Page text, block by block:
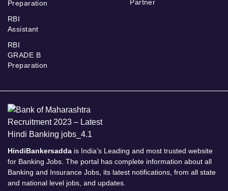
Preparation
RBI
Assistant
RBI
GRADE B
Preparation
Partner
HindiBankersadda is India’s Leading and most trusted website
for Banking Jobs. The portal has complete information about all
Banking and Insurance Jobs, its latest notifications, from all state
and national level jobs, and updates.